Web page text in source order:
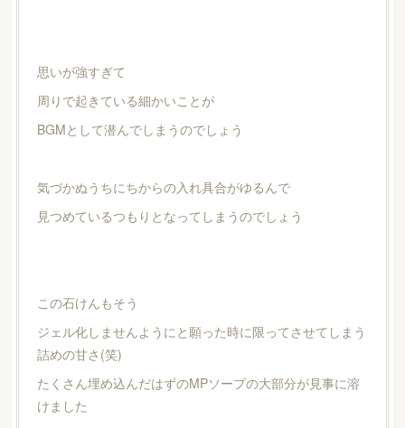
思いが強すぎて
周りで起きている細かいことが
BGMとして潜んでしまうのでしょう
気づかぬうちにちからの入れ具合がゆるんで
見つめているつもりとなってしまうのでしょう
この石けんもそう
ジェル化しませんようにと願った時に限ってさせてしまう
詰めの甘さ(笑)
たくさん埋め込んだはずのMPソープの大部分が見事に溶
けました